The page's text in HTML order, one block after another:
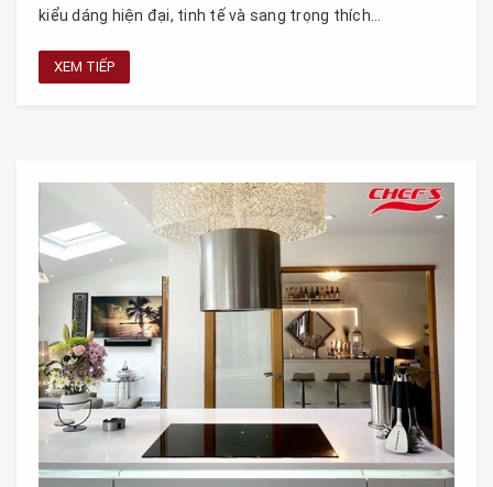
kiểu dáng hiện đại, tinh tế và sang trọng thích...
XEM TIẾP